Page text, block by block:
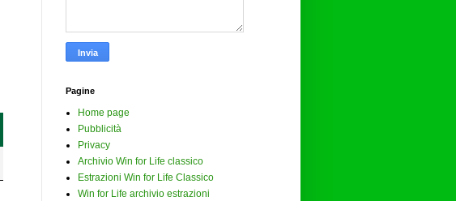
Pagine
Home page
Pubblicità
Privacy
Archivio Win for Life classico
Estrazioni Win for Life Classico
Win for Life archivio estrazioni